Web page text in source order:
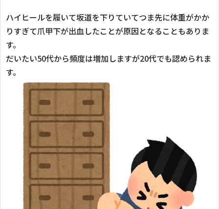
ハイヒールを履いて坂道を下りていてつま先に体重がかか
りすぎて爪甲下が出血したことが原因となることもありま
す。
だいたい50代から頻度は増加しますが20代でも認められま
す。